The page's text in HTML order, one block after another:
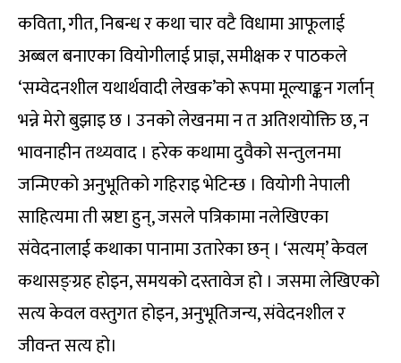
कविता, गीत, निबन्ध र कथा चार वटै विधामा आफूलाई
अब्बल बनाएका वियोगीलाई प्राज्ञ, समीक्षक र पाठकले
‘सम्वेदनशील यथार्थवादी लेखक’को रूपमा मूल्याङ्कन गर्लान्
भन्ने मेरो बुझाइ छ । उनको लेखनमा न त अतिशयोक्ति छ, न
भावनाहीन तथ्यवाद । हरेक कथामा दुवैको सन्तुलनमा
जन्मिएको अनुभूतिको गहिराइ भेटिन्छ । वियोगी नेपाली
साहित्यमा ती स्रष्टा हुन्, जसले पत्रिकामा नलेखिएका
संवेदनालाई कथाका पानामा उतारेका छन् । ‘सत्यम्’ केवल
कथासङ्ग्रह होइन, समयको दस्तावेज हो । जसमा लेखिएको
सत्य केवल वस्तुगत होइन, अनुभूतिजन्य, संवेदनशील र
जीवन्त सत्य हो।